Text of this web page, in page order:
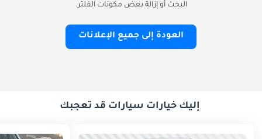
البحث أو إزالة بعض مكونات الفلتر.
العودة إلى جميع الإعلانات
إليك خيارات سيارات قد تعجبك